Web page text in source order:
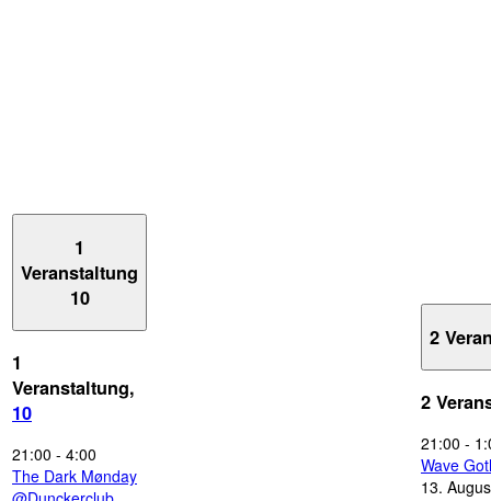
1
Veranstaltung
10
1
Veranstaltung,
10
21:00 - 4:00
The Dark Mønday
2
2
21:00 -
Wave
13.